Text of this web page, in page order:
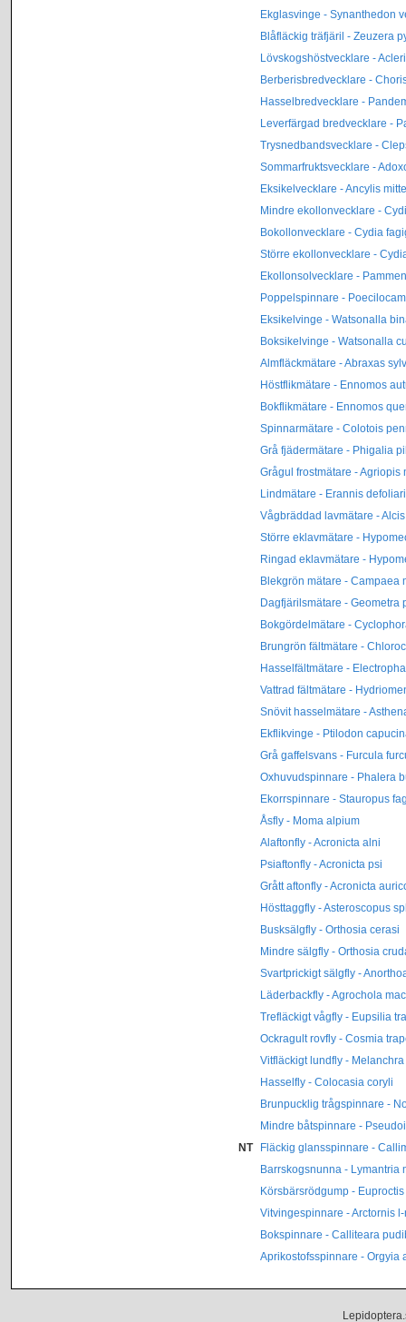
Ekglasvinge - Synanthedon
Blåfläckig träfjäril - Zeuzera
Lövskogshöstvecklare -
Berberisbredvecklare -
Hasselbredvecklare -
Leverfärgad bredvecklare -
Trysnedbandsvecklare -
Sommarfruktsvecklare -
Eksikelvecklare - Ancylis
Mindre ekollonvecklare -
Bokollonvecklare - Cydia
Större ekollonvecklare -
Ekollonsolvecklare -
Poppelspinnare -
Eksikelvinge - Watsonalla
Boksikelvinge - Watsonalla
Almfläckmätare - Abraxas
Höstflikmätare - Ennomos
Bokflikmätare - Ennomos
Spinnarmätare - Colotois
Grå fjädermätare - Phigalia
Grågul frostmätare - Agriopis
Lindmätare - Erannis
Vågbräddad lavmätare -
Större eklavmätare -
Ringad eklavmätare -
Blekgrön mätare - Campaea
Dagfjärilsmätare - Geometra
Bokgördelmätare -
Brungrön fältmätare -
Hasselfältmätare -
Vattrad fältmätare -
Snövit hasselmätare -
Ekflikvinge - Ptilodon
Grå gaffelsvans - Furcula
Oxhuvudspinnare - Phalera
Ekorrspinnare - Stauropus
Åsfly - Moma alpium
Alaftonfly - Acronicta alni
Psiaftonfly - Acronicta psi
Grått aftonfly - Acronicta
Hösttaggfly - Asteroscopus
Busksälgfly - Orthosia cerasi
Mindre sälgfly - Orthosia
Svartprickigt sälgfly -
Läderbackfly - Agrochola
Trefläckigt vågfly - Eupsilia
Ockragult rovfly - Cosmia
Vitfläckigt lundfly -
Hasselfly - Colocasia coryli
Brunpucklig trågspinnare -
Mindre båtspinnare -
NT
Fläckig glansspinnare -
Barrskogsnunna - Lymantria
Körsbärsrödgump -
Vitvingespinnare - Arctornis
Bokspinnare - Calliteara
Aprikostofsspinnare - Orgyia